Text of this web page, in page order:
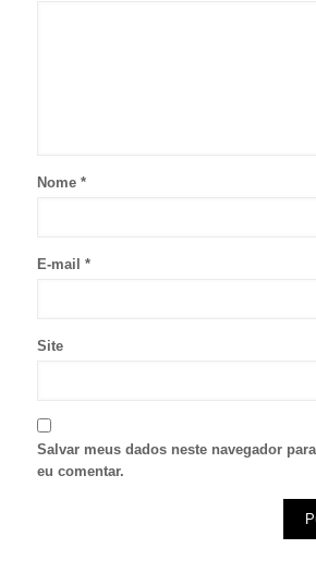
Nome *
E-mail *
Site
Salvar meus dados neste navegador
eu comentar.